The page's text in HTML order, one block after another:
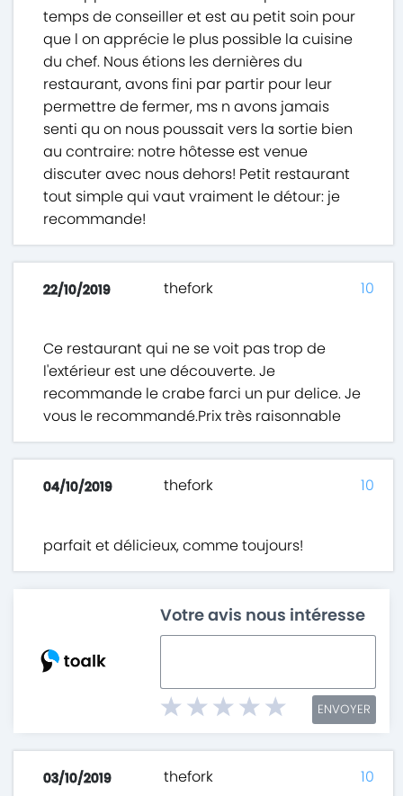
temps de conseiller et est au petit soin pour
que l on apprécie le plus possible la cuisine
du chef. Nous étions les dernières du
restaurant, avons fini par partir pour leur
permettre de fermer, ms n avons jamais
senti qu on nous poussait vers la sortie bien
au contraire: notre hôtesse est venue
discuter avec nous dehors! Petit restaurant
tout simple qui vaut vraiment le détour: je
recommande!
22/10/2019 thefork
Ce restaurant qui ne se voit pas trop de
l'extérieur est une découverte. Je
recommande le crabe farci un pur delice. Je
vous le recommandé.Prix très raisonnable
10
04/10/2019 thefork
parfait et délicieux, comme toujours!
10
Votre avis nous intéresse
ENVOYER
03/10/2019 thefork 10